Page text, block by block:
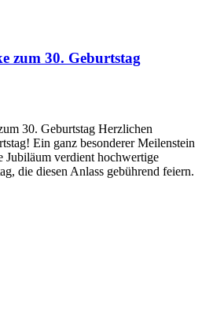
zum 30. Geburtstag
30. Geburtstag Herzlichen
Ein ganz besonderer Meilenstein
Jubiläum verdient hochwertige
die diesen Anlass gebührend feiern.